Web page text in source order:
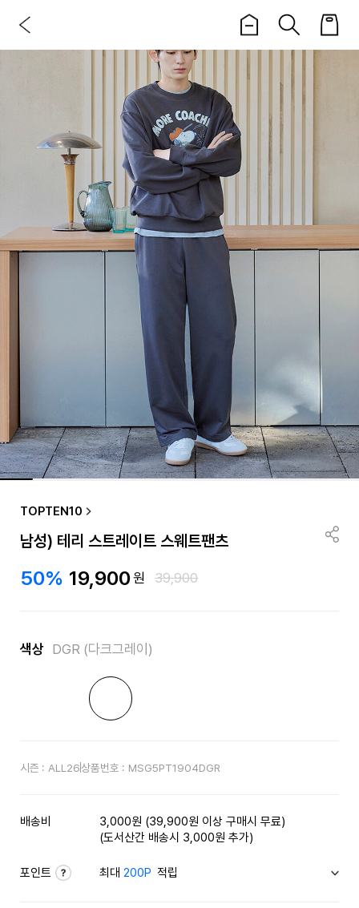
TOPTEN10
남성) 테리 스트레이트 스웨트팬츠
50% 19,900원 39,900
색상 DGR (다크그레이)
시즌 : ALL26상품번호 : MSG5PT1904DGR
배송비
3,000원 (39,900원 이상 구매시 무료)
(도서산간 배송시 3,000원 추가)
포인트 최대200P 적립